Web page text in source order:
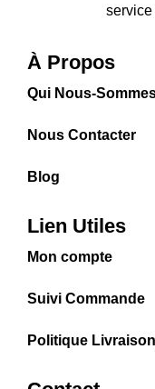
À Propos
Qui Nous-
Nous Contacter
Blog
Lien Utiles
Mon compte
Suivi Commande
Politique